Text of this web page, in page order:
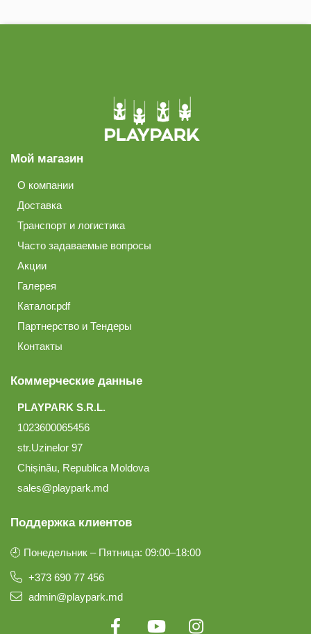
Мой магазин
О компании
Доставка
Транспорт и логистика
Часто задаваемые вопросы
Акции
Галерея
Каталог.pdf
Партнерство и Тендеры
Контакты
Коммерческие данные
PLAYPARK S.R.L.
1023600065456
str.Uzinelor 97
Chișinău, Republica Moldova
sales@playpark.md
Поддержка клиентов
🕘 Понедельник – Пятница: 09:00–18:00
+373 690 77 456
admin@playpark.md